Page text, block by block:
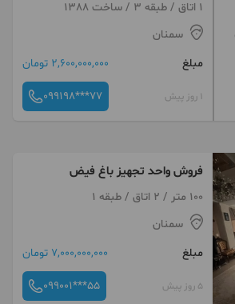
1 اتاق / طبقه 3 / ساخت 1388
سمنان
مبلغ
2,600,000,000 تومان
1 روز پیش 099198***77
فروش واحد تجهیز باغ فیض
100 متر / 2 اتاق / طبقه 1
سمنان
مبلغ
7,000,000,000 تومان
5 روز پیش 099001***55